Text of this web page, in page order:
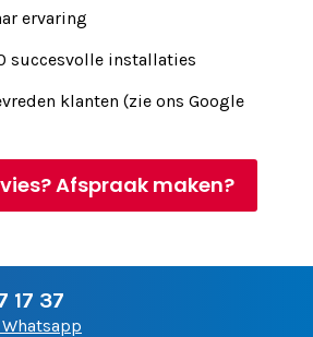
ervaring
succesvolle installaties
klanten (zie ons Google
Afspraak maken?
17 37